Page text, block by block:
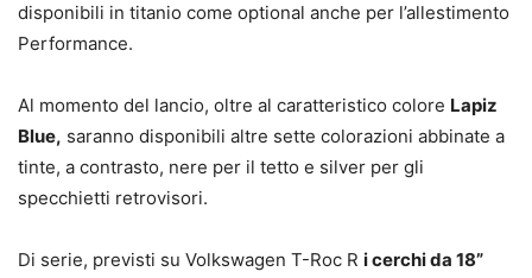
disponibili in titanio come optional anche per l’allestimento
Performance.
Al momento del lancio, oltre al caratteristico colore Lapiz
Blue, saranno disponibili altre sette colorazioni abbinate a
tinte, a contrasto, nere per il tetto e silver per gli
specchietti retrovisori.
Di serie, previsti su Volkswagen T-Roc R i cerchi da 18”